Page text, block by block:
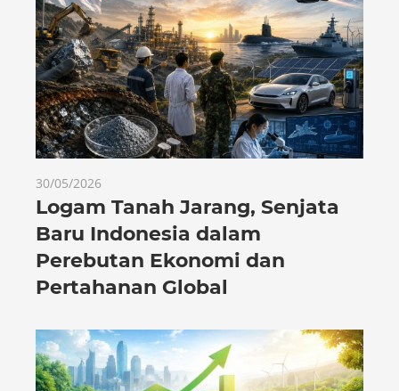
30/05/2026
Logam Tanah Jarang, Senjata
Baru Indonesia dalam
Perebutan Ekonomi dan
Pertahanan Global